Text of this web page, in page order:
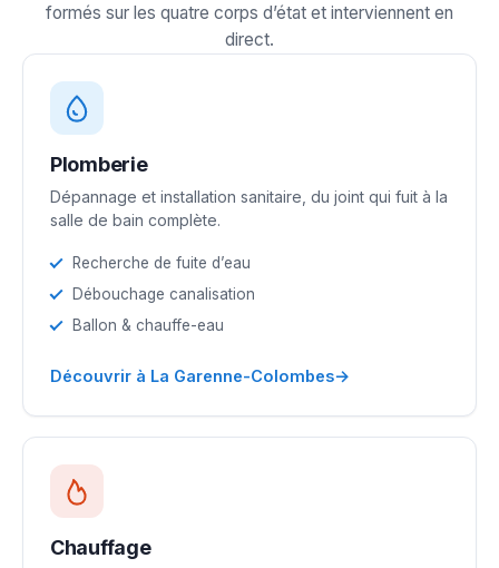
formés sur les quatre corps d’état et interviennent en
direct.
Plomberie
Dépannage et installation sanitaire, du joint qui fuit à la
salle de bain complète.
Recherche de fuite d’eau
Débouchage canalisation
Ballon & chauffe-eau
Découvrir à La Garenne-Colombes→
Chauffage